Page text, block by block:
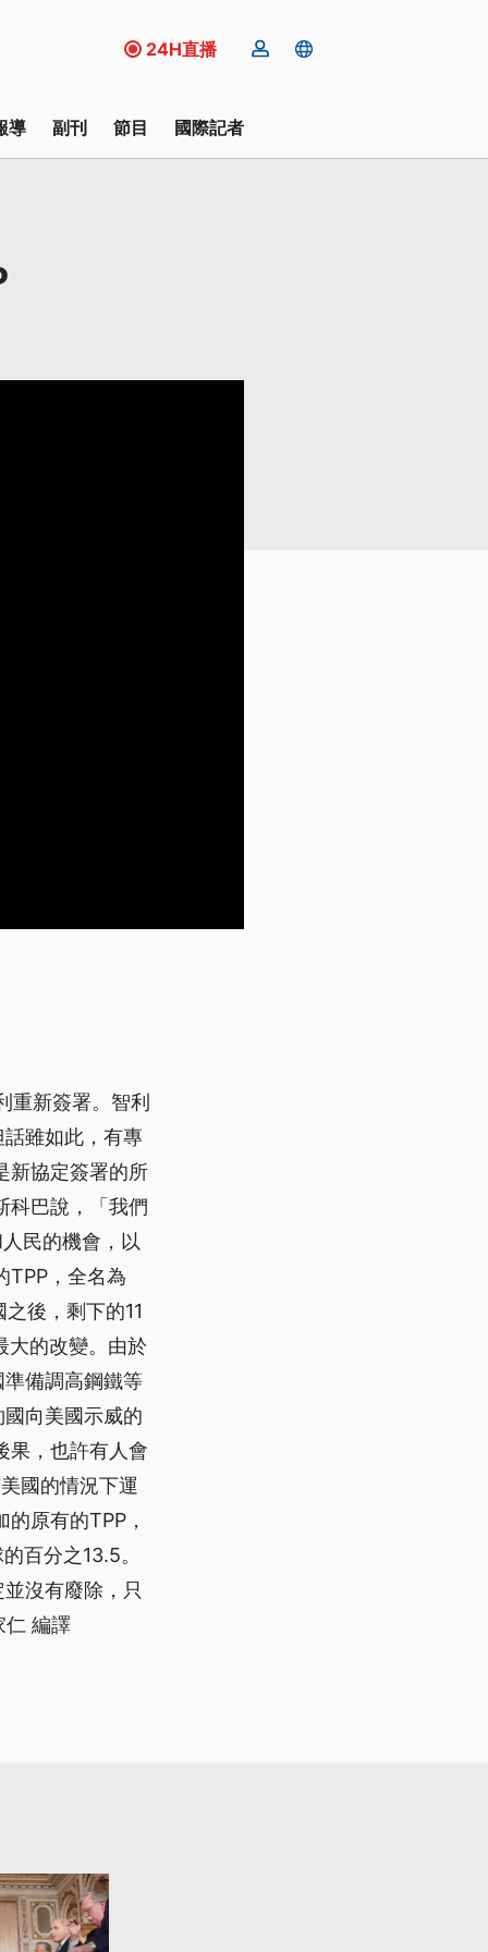
24H直播
導 副刊 節目 國際記者
重新簽署。智利
雖如此，有專
新協定簽署的所
科巴說，「我們
民的機會，以
TPP，全名為
後，剩下的11
大的改變。由於
備調高鋼鐵等
向美國示威的
果，也許有人會
國的情況下運
原有的TPP，
百分之13.5。
沒有廢除，只
仁 編譯